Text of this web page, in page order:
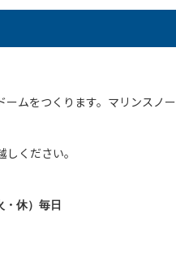
ムをつくります。マリンスノ
しください。
・休）毎日